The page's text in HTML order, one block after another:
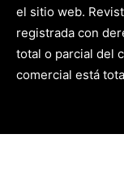
el sitio web.
registrada con
total o parcial del
comercial está